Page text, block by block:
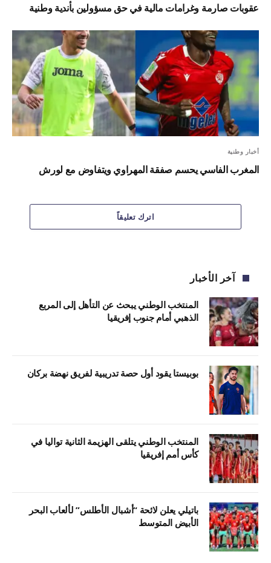
عقوبات صارمة وغرامات مالية في حق مسؤولين بأندية وطنية
أخبار وطنية
المغرب الفاسي يحسم صفقة المهراوي ويتفاوض مع لورش
اترك تعليقاً
آخر الأخبار
المنتخب الوطني يبحث عن التأهل إلى المربع
الذهبي أمام جنوب إفريقيا
بوبيستا يقود أول حصة تدريبية لفريق نهضة بركان
المنتخب الوطني يتلقى الهزيمة الثانية تواليا في
كأس أمم إفريقيا
باتيلي يعلن لائحة “أشبال الأطلس” لألعاب البحر
الأبيض المتوسط